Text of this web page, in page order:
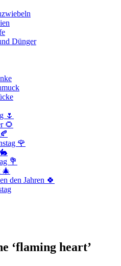
Dünger
🌷
🌻
🌹
💐
🎄
den Jahren 🍀
‘flaming heart’